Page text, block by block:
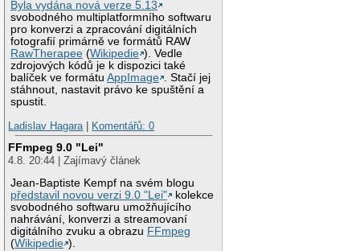
Byla vydána nová verze 5.13
svobodného multiplatformního softwaru
pro konverzi a zpracování digitálních
fotografií primárně ve formátů RAW
RawTherapee (Wikipedie ). Vedle
zdrojových kódů je k dispozici také
balíček ve formátuAppImage . Stačí jej
stáhnout, nastavit právo ke spuštění a
spustit.
Ladislav Hagara| Komentářů: 0
FFmpeg 9.0 "Lei"
4.8. 20:44 | Zajímavý článek
Jean-Baptiste Kempf na svém blogu
představil novou verzi 9.0 "Lei"
kolekce
svobodného softwaru umožňujícího
nahrávání, konverzi a streamovaní
digitálního zvuku a obrazu FFmpeg
(Wikipedie ).